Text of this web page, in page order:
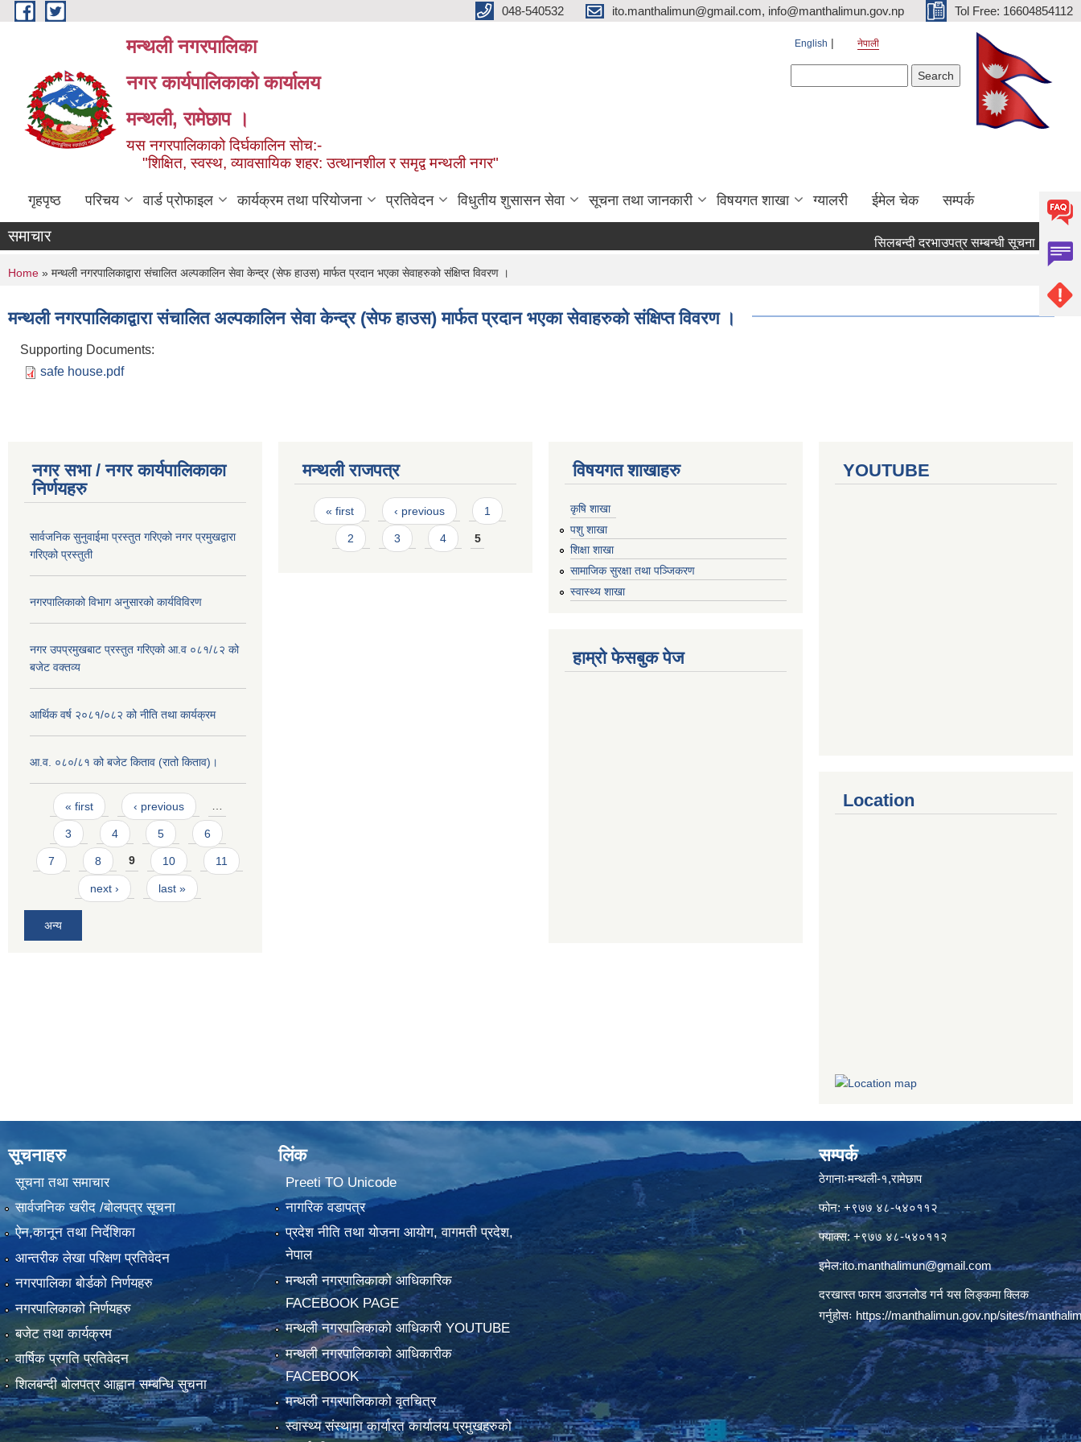
Skip to main content 048-540532 ito.manthalimun@gmail.com, info@manthalimun.gov.np Tol Free: 16604854112
मन्थली नगरपालिका
नगर कार्यपालिकाको कार्यालय
मन्थली, रामेछाप ।
यस नगरपालिकाको दिर्घकालिन सोच:-
"शिक्षित, स्वस्थ, व्यावसायिक शहर: उत्थानशील र समृद्व मन्थली नगर"
English नेपाली
गृहपृष्ठ परिचय वार्ड प्रोफाइल कार्यक्रम तथा परियोजना प्रतिवेदन विधुतीय शुसासन सेवा सूचना तथा जानकारी विषयगत शाखा ग्यालरी ईमेल चेक सम्पर्क
समाचार सिलबन्दी दरभाउपत्र सम्बन्धी सूचना ।
You are here
Home » मन्थली नगरपालिकाद्वारा संचालित अल्पकालिन सेवा केन्द्र (सेफ हाउस) मार्फत प्रदान भएका सेवाहरुको संक्षिप्त विवरण ।
मन्थली नगरपालिकाद्वारा संचालित अल्पकालिन सेवा केन्द्र (सेफ हाउस) मार्फत प्रदान भएका सेवाहरुको संक्षिप्त विवरण ।
Supporting Documents:
safe house.pdf
नगर सभा / नगर कार्यपालिकाका
निर्णयहरु
सार्वजनिक सुनुवाईमा प्रस्तुत गरिएको नगर प्रमुखद्वारा
गरिएको प्रस्तुती
नगरपालिकाको विभाग अनुसारको कार्यविविरण
नगर उपप्रमुखबाट प्रस्तुत गरिएको आ.व ०८१/८२ को
बजेट वक्तव्य
आर्थिक वर्ष २०८१/०८२ को नीति तथा कार्यक्रम
आ.व. ०८०/८१ को बजेट किताव (रातो किताव)।
Pages
« first ‹ previous …
3 4 5 6
7 8 9 10 11
next › last »
अन्य
मन्थली राजपत्र
Pages
« first ‹ previous 1
2 3 4 5
विषयगत शाखाहरु
कृषि शाखा
पशु शाखा
शिक्षा शाखा
सामाजिक सुरक्षा तथा पञ्जिकरण
स्वास्थ्य शाखा
हाम्रो फेसबुक पेज
YOUTUBE
Location
सूचनाहरु
सूचना तथा समाचार
सार्वजनिक खरीद /बोलपत्र सूचना
ऐन,कानून तथा निर्देशिका
आन्तरीक लेखा परिक्षण प्रतिवेदन
नगरपालिका बोर्डको निर्णयहरु
नगरपालिकाको निर्णयहरु
बजेट तथा कार्यक्रम
वार्षिक प्रगति प्रतिवेदन
शिलबन्दी बोलपत्र आह्वान सम्बन्धि सुचना
लिंक
Preeti TO Unicode
नागरिक वडापत्र
प्रदेश नीति तथा योजना आयोग, वागमती प्रदेश,
नेपाल
मन्थली नगरपालिकाको आधिकारिक
FACEBOOK PAGE
मन्थली नगरपालिकाको आधिकारी YOUTUBE
मन्थली नगरपालिकाको आधिकारीक
FACEBOOK
मन्थली नगरपालिकाको वृतचित्र
स्वास्थ्य संस्थामा कार्यारत कार्यालय प्रमुखहरुको
सम्पर्क
ठेगानाःमन्थली-१,रामेछाप
फोन: +९७७ ४८-५४०११२
फ्याक्स: +९७७ ४८-५४०११२
इमेल:ito.manthalimun@gmail.com
दरखास्त फारम डाउनलोड गर्न यस लिङ्कमा क्लिक
गर्नुहोसः https://manthalimun.gov.np/sites/